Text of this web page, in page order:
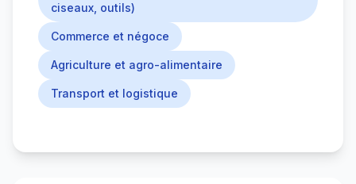
ciseaux, outils)
Commerce et négoce
Agriculture et agro-alimentaire
Transport et logistique